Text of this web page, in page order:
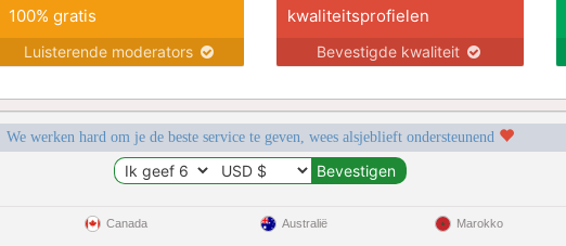
100% gratis
Luisterende moderators
kwaliteitsprofielen
Bevestigde kwaliteit
We werken hard om je de beste service te geven, wees alsjeblieft ondersteunend
Canada Australië Marokko